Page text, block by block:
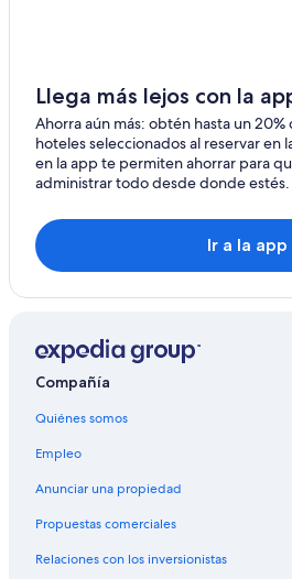
Hoteles con spa en Balcarce
Hoteles en Balcarce
Hoteles cerca de Cascada de Tandil
Hoteles cerca de Reserva natural
Hoteles en Ayacucho
Llega más lejos con la
Ahorra aún más: obtén hasta un
hoteles seleccionados al reservar en
en la app te permiten ahorrar para
administrar todo desde donde estés.
Ir a la app
Compañía
Quiénes somos
Empleo
Anunciar una propiedad
Propuestas comerciales
Relaciones con los inversionistas